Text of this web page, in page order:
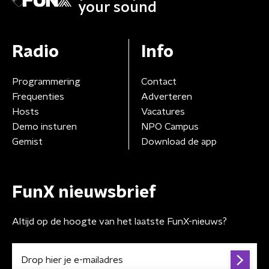
your sound
Radio
Programmering
Frequenties
Hosts
Demo insturen
Gemist
Info
Contact
Adverteren
Vacatures
NPO Campus
Download de app
FunX nieuwsbrief
Altijd op de hoogte van het laatste FunX-nieuws?